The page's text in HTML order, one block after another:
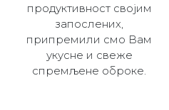
продуктивност својим
запослених,
припремили смо Вам
укусне и свеже
спремљене оброке.